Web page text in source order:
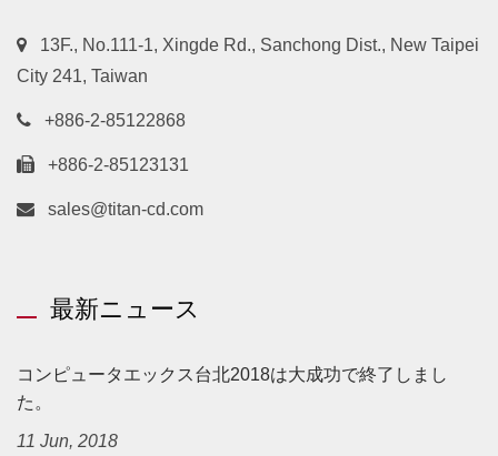
13F., No.111-1, Xingde Rd., Sanchong Dist., New Taipei
City 241, Taiwan
+886-2-85122868
+886-2-85123131
sales@titan-cd.com
最新ニュース
コンピュータエックス台北2018は大成功で終了しまし
た。
11 Jun, 2018